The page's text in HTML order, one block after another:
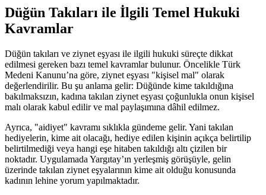
Düğün Takıları ile İlgili Temel Hukuki
Kavramlar
Düğün takıları ve ziynet eşyası ile ilgili hukuki süreçte dikkat
edilmesi gereken bazı temel kavramlar bulunur. Öncelikle Türk
Medeni Kanunu’na göre, ziynet eşyası "kişisel mal" olarak
değerlendirilir. Bu şu anlama gelir: Düğünde kime takıldığına
bakılmaksızın, kadına takılan ziynet eşyası çoğunlukla onun kişisel
malı olarak kabul edilir ve mal paylaşımına dâhil edilmez.
Ayrıca, "aidiyet" kavramı sıklıkla gündeme gelir. Yani takılan
hediyelerin, kime ait olacağı, hediye edilen kişinin açıkça belirtilip
belirtilmediği veya hangi eşe hitaben takıldığı altı çizilen bir
noktadır. Uygulamada Yargıtay’ın yerleşmiş görüşüyle, gelin
üzerinde takılan ziynet eşyalarının kime ait olduğu konusunda
kadının lehine yorum yapılmaktadır.